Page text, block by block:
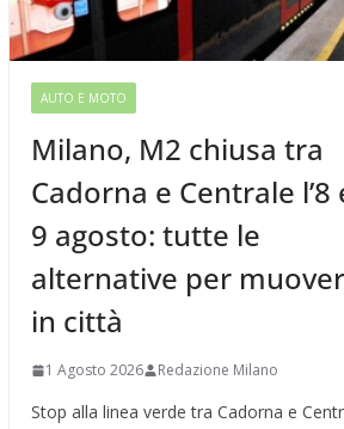
AUTO E MOTO
Milano, M2 chiusa tra
Cadorna e Centrale l’8
9 agosto: tutte le
alternative per
in città
1 Agosto 2026 Redazione Milano
Stop alla linea verde tra Cadorna e